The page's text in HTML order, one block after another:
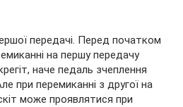
передачі. Перед початком
на першу передачу
наче педаль зчеплення
при перемиканні з другої на
може проявлятися при